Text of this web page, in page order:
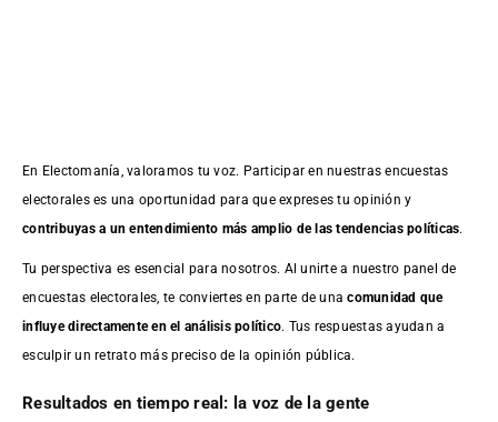
En Electomanía, valoramos tu voz. Participar en nuestras encuestas
electorales es una oportunidad para que expreses tu opinión y
contribuyas a un entendimiento más amplio de las tendencias políticas.
Tu perspectiva es esencial para nosotros. Al unirte a nuestro panel de
encuestas electorales, te conviertes en parte de unacomunidad que
influye directamente en el análisis político. Tus respuestas ayudan a
esculpir un retrato más preciso de la opinión pública.
Resultados en tiempo real: la voz de la gente